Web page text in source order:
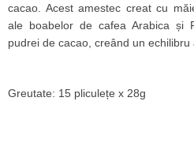
cacao. Acest amestec creat cu
ale boabelor de cafea Arabica și
pudrei de cacao, creând un echilibru
Greutate: 15 pliculețe x 28g